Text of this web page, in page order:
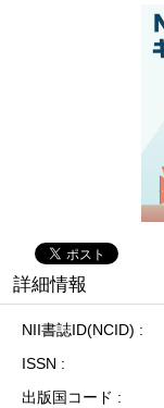
詳細情報
NII書誌ID(NCID)
ISSN
出版国コード